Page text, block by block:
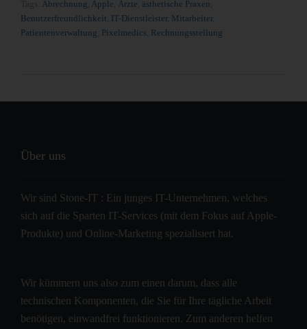
Abrechnung Apple Ärzte ästhetische Praxen
Benutzerfreundlichkeit IT-Dienstleister, Mitarbeiter,
Patientenverwaltung Pixelmedics Rechnungsstellung
Über uns
Wir sind Stone-IT : Ein junges IT-Unternehmen, welches
sich auf die Sparten IT-Services (mit dem Fokus auf Apple-
Produkte) und Online-Marketing spezialisiert hat.
Wir kümmern uns also zum einen darum, dass alle
technischen Komponenten, die Sie für Ihre tägliche Arbeit
benötigen, einwandfrei funktionieren. Zum anderen helfen